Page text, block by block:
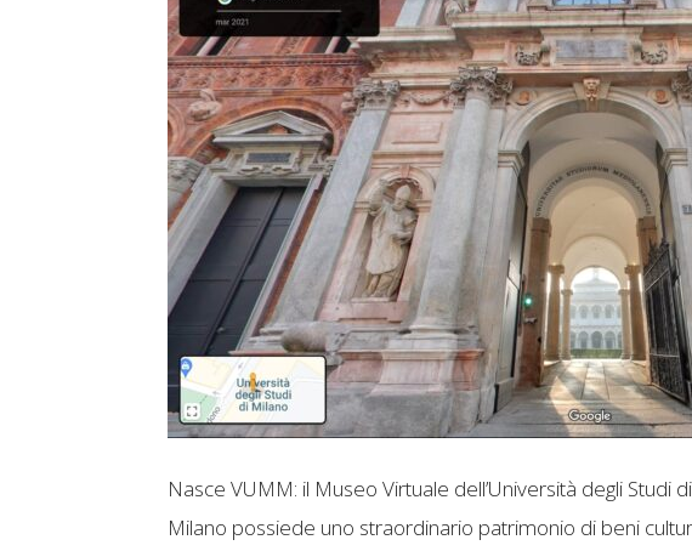
Nasce VUMM: il Museo Virtuale dell’Università degli Studi
Milano possiede uno straordinario patrimonio di beni